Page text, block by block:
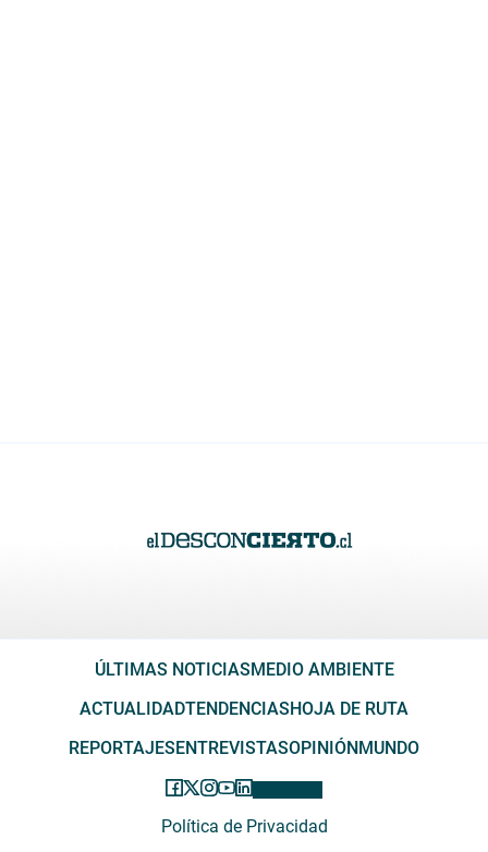
ÚLTIMAS NOTICIAS MEDIO AMBIENTE
ACTUALIDADTENDENCIAS HOJA DE RUTA
REPORTAJES ENTREVISTASOPINIÓN MUNDO
Política de Privacidad